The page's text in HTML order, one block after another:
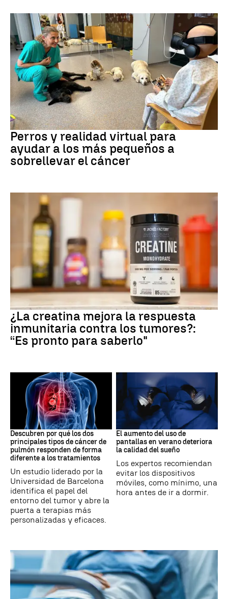
Galicia
Perros y realidad virtual para
ayudar a los más pequeños a
sobrellevar el cáncer
Suplementos deportivos
¿La creatina mejora la respuesta
inmunitaria contra los tumores?:
“Es pronto para saberlo"
Cáncer de pulmón
Descubren por qué los dos
principales tipos de cáncer de
pulmón responden de forma
diferente a los tratamientos
Un estudio liderado por la
Universidad de Barcelona
identifica el papel del
entorno del tumor y abre la
puerta a terapias más
personalizadas y eficaces.
Tecnología
El aumento del uso de
pantallas en verano deteriora
la calidad del sueño
Los expertos recomiendan
evitar los dispositivos
móviles, como mínimo, una
hora antes de ir a dormir.